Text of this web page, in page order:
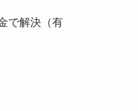
で解決（有